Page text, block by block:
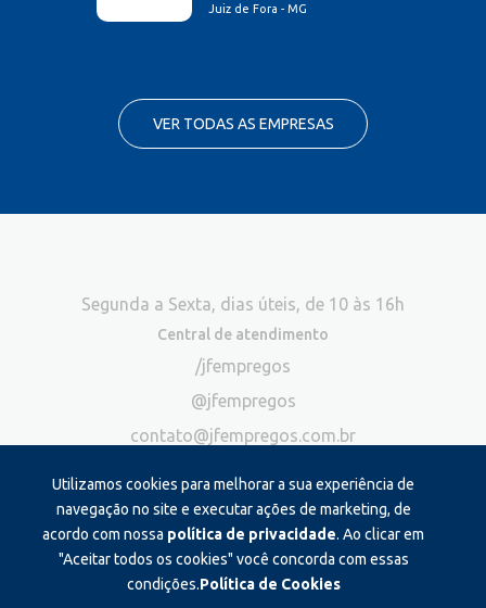
Juiz de Fora - MG
VER TODAS AS EMPRESAS
Utilizamos cookies para melhorar a sua experiência de
navegação no site e executar ações de marketing, de
acordo com nossa política de privacidade. Ao clicar em
"Aceitar todos os cookies" você concorda com essas
condições.Política de Cookies
Segunda a Sexta, dias úteis, de 10 às 16h
Central de atendimento
/jfempregos
@jfempregos
contato@jfempregos.com.br
Publicidade
*Exclusivo para atendimento via chat. Não atendemos ligações neste
canal
Produzido e administrado por: